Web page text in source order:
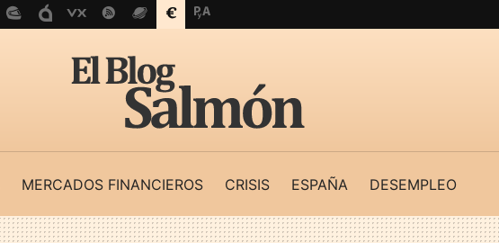
MERCADOS FINANCIEROS CRISIS ESPAÑA DESEMPLEO